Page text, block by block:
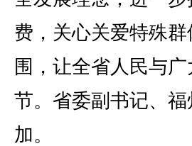
费，关心关爱特殊
围，让全省人民与
节。省委副书记、
加。